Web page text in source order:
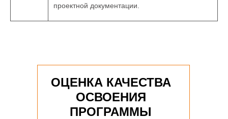
проектной документации.
ОЦЕНКА КАЧЕСТВА
ОСВОЕНИЯ
ПРОГРАММЫ